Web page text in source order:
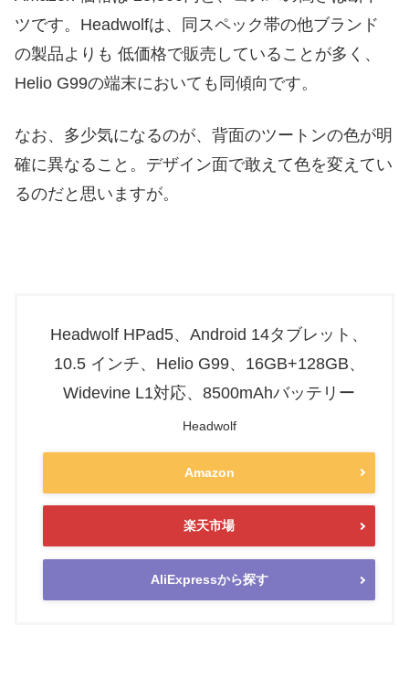
ツです。Headwolfは、同スペック帯の他ブランド
の製品よりも 低価格で販売していることが多く、
Helio G99の端末においても同傾向です。
なお、多少気になるのが、背面のツートンの色が明
確に異なること。デザイン面で敢えて色を変えてい
るのだと思いますが。
Headwolf HPad5、Android 14タブレット、
10.5 インチ、Helio G99、16GB+128GB、
Widevine L1対応、8500mAhバッテリー
Headwolf
Amazon
楽天市場
AliExpressから探す